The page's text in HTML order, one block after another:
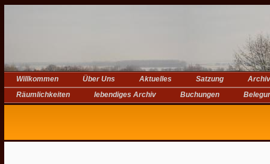
Willkommen Über Uns Aktuelles Satzung
Archiv
Räumlichkeiten
lebendiges Archiv Buchungen